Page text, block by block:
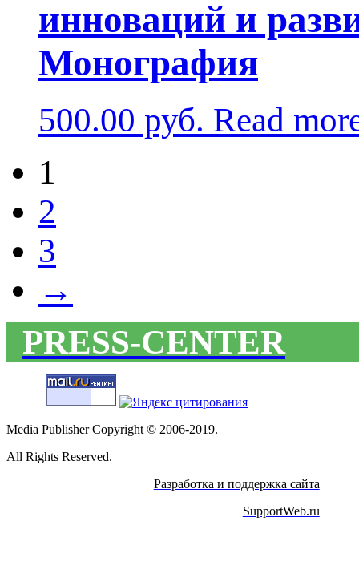
инноваций и
Монография
500.00 руб. Read
1
2
3
→
PRESS-CENTER
Media Publisher Copyright © 2006-2019.
All Rights Reserved.
Разработка и поддержка сайта
SupportWeb.ru